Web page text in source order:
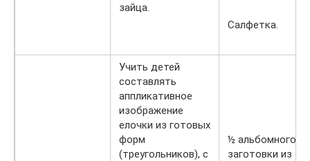
зайца.
Салфетка.
Учить детей
составлять
аппликативное
изображение
елочки из готовых
форм
(треугольников), с
½ альбомного
заготовки из